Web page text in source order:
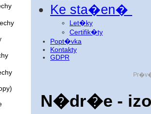
Ke sta�en�
Let�ky
Certifik�ty
Popt�vka
Kontakty
GDPR
N�dr�e -